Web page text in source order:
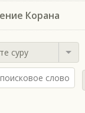
Корана
суру